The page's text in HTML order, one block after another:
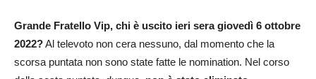
Grande Fratello Vip, chi è uscito ieri sera giovedì 6 ottobre
2022?Al televoto non cera nessuno, dal momento che la
scorsa puntata non sono state fatte le nomination. Nel corso